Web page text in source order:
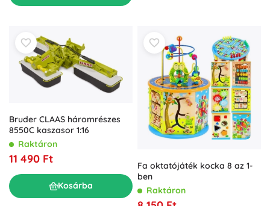
Bruder CLAAS háromrészes
8550C kaszasor 1:16
Raktáron
11 490 Ft
Kosárba
Fa oktatójáték kocka 8 az 1-
ben
Raktáron